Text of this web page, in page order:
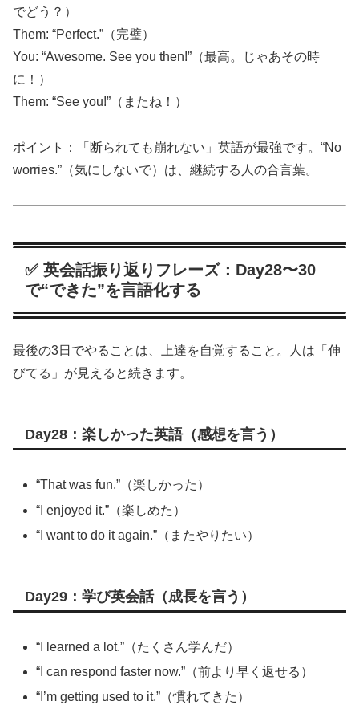
でどう？）
Them: “Perfect.”（完璧）
You: “Awesome. See you then!”（最高。じゃあその時
に！）
Them: “See you!”（またね！）
ポイント：「断られても崩れない」英語が最強です。“No
worries.”（気にしないで）は、継続する人の合言葉。
✅ 英会話振り返りフレーズ：Day28〜30
で“できた”を言語化する
最後の3日でやることは、上達を自覚すること。人は「伸
びてる」が見えると続きます。
Day28：楽しかった英語（感想を言う）
“That was fun.”（楽しかった）
“I enjoyed it.”（楽しめた）
“I want to do it again.”（またやりたい）
Day29：学び英会話（成長を言う）
“I learned a lot.”（たくさん学んだ）
“I can respond faster now.”（前より早く返せる）
“I’m getting used to it.”（慣れてきた）